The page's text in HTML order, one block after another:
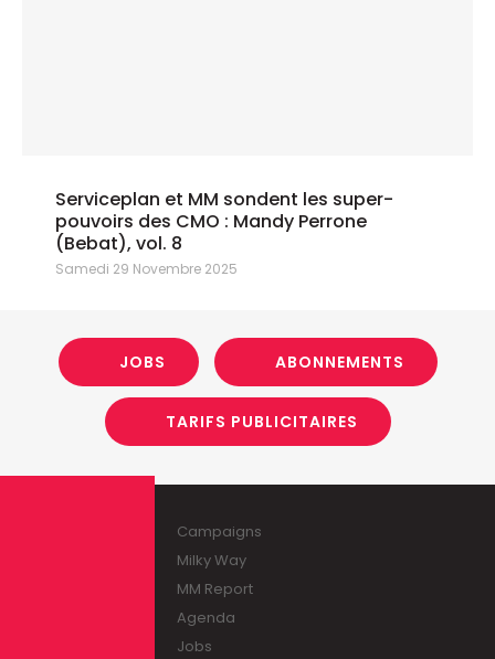
Serviceplan et MM sondent les super-
pouvoirs des CMO : Mandy Perrone
(Bebat), vol. 8
Samedi 29 Novembre 2025
JOBS ABONNEMENTS
TARIFS PUBLICITAIRES
Campaigns
Milky Way
MM Report
Agenda
Jobs